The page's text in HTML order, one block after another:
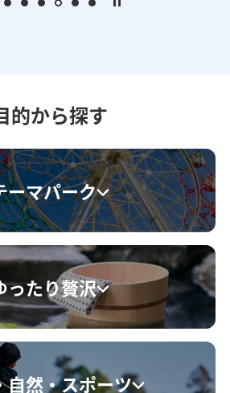
的から探す
ーマパーク
ったり贅沢
自然・スポーツ